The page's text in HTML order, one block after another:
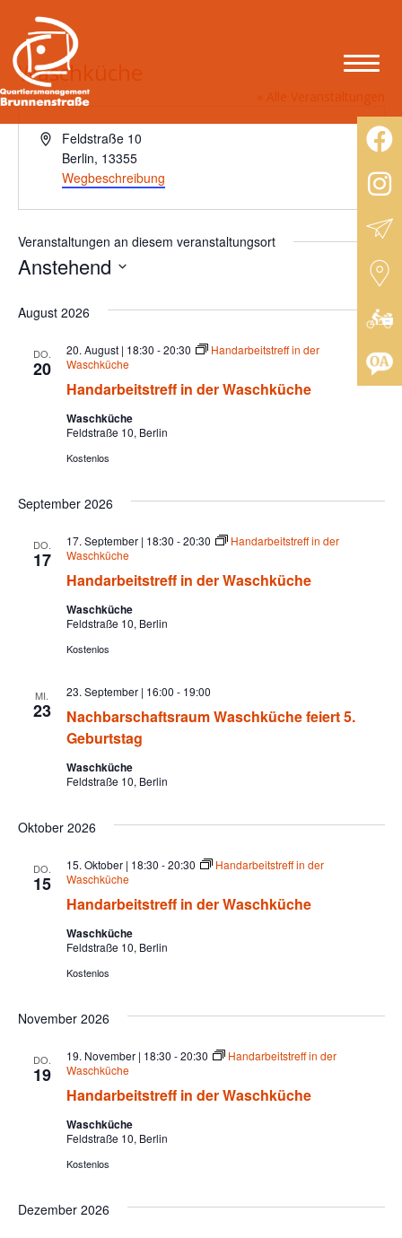
Waschküche
« Alle Veranstaltungen
A
s
Feldstraße 10
Berlin, 13355
Wegbeschreibung
Veranstaltungen an diesem veranstaltungsort
Anstehend
a
August 2026
DO.
20
Handarbeitstreff in der Waschküche
20. August | 18:30 -20:30
Handarbeitstreff in der
Waschküche
Waschküche
Feldstraße 10, Berlin
Kostenlos
September 2026
DO.
17
Handarbeitstreff in der Waschküche
17. September | 18:30 -20:30
Handarbeitstreff in der
Waschküche
Waschküche
Feldstraße 10, Berlin
Kostenlos
MI.
23
Nachbarschaftsraum Waschküche feiert 5.
Geburtstag
23. September | 16:00 - 19:00
Waschküche
Feldstraße 10, Berlin
Oktober 2026
DO.
15
Handarbeitstreff in der Waschküche
15. Oktober | 18:30 -20:30
Handarbeitstreff in der
Waschküche
Waschküche
Feldstraße 10, Berlin
Kostenlos
November 2026
DO.
19
Handarbeitstreff in der Waschküche
19. November | 18:30 -20:30
Handarbeitstreff in der
Waschküche
Waschküche
Feldstraße 10, Berlin
Kostenlos
Dezember 2026